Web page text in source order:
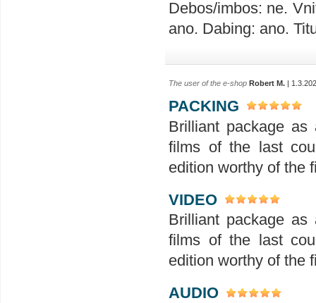
Debos/imbos: ne.
ano. Dabing: ano.
The user of the e-shop Robert M. |
PACKING
Brilliant package as
films of the last
edition worthy of the
VIDEO
Brilliant package as
films of the last
edition worthy of the
AUDIO